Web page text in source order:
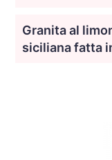
Granita al
siciliana fatta